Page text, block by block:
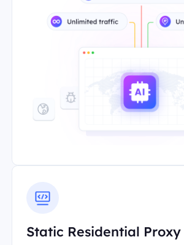
Static Residential Proxy